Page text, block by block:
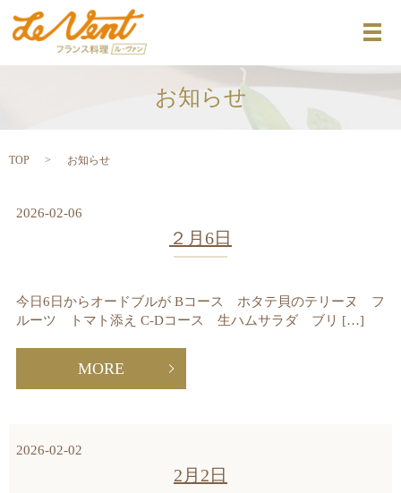
メ
お知らせ
TOP お知らせ
2026-02-06
２月6日
今日6日からオードブルが Bコース ホタテ貝のテリーヌ フ
ルーツ トマト添え C-Dコース 生ハムサラダ ブリ […]
MORE
2026-02-02
2月2日